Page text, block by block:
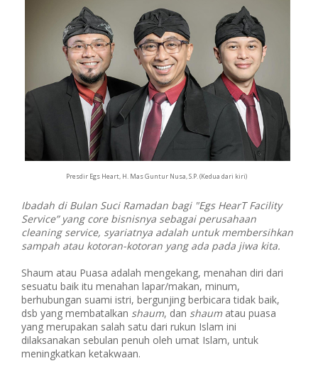
Presdir Egs Heart, H. Mas Guntur Nusa, S.P. (Kedua dari kiri)
Ibadah di Bulan Suci Ramadan bagi "Egs HearT Facility
Service” yang core bisnisnya sebagai perusahaan
cleaning service, syariatnya adalah untuk membersihkan
sampah atau kotoran-kotoran yang ada pada jiwa kita.
Shaum atau Puasa adalah mengekang, menahan diri dari
sesuatu baik itu menahan lapar/makan, minum,
berhubungan suami istri, bergunjing berbicara tidak baik,
dsb yang membatalkan shaum, dan shaum atau puasa
yang merupakan salah satu dari rukun Islam ini
dilaksanakan sebulan penuh oleh umat Islam, untuk
meningkatkan ketakwaan.